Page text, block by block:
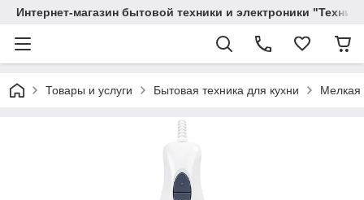
Интернет-магазин бытовой техники и электроники
Товары и услуги Бытовая техника для кухни Мелкая